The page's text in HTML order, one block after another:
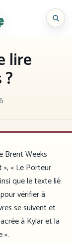
lire
Brent Weeks
», « Le Porteur
que le texte lié
vérifier à
se suivent et
à Kylar et la
».